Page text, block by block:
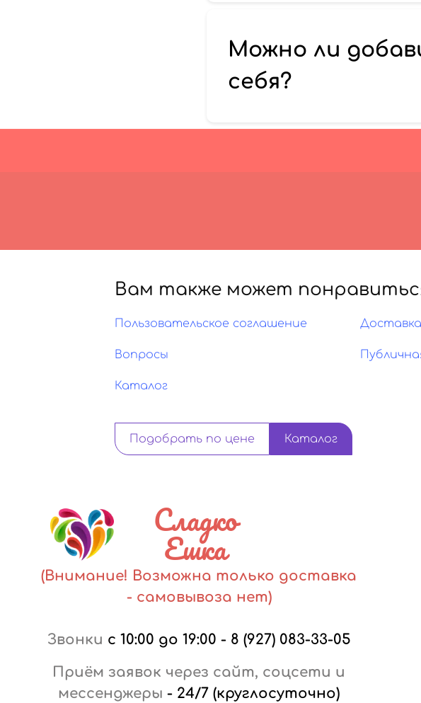
Можно ли
себя?
Вам также может
Пользовательское соглашение Доставка
Вопросы
Каталог
Подобрать по цене Каталог
Сладко
Ешка
(Внимание! Возможна только доставка
- самовывоза нет)
Звонки с 10:00 до 19:00 - 8 (927) 083-33-05
Приём заявок через сайт, соцсети и
мессенджеры - 24/7 (круглосуточно)